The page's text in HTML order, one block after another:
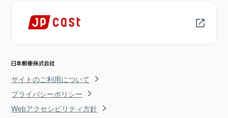
サイトのご利用について
プライバシーポリシー
Webアクセシビリティ方針